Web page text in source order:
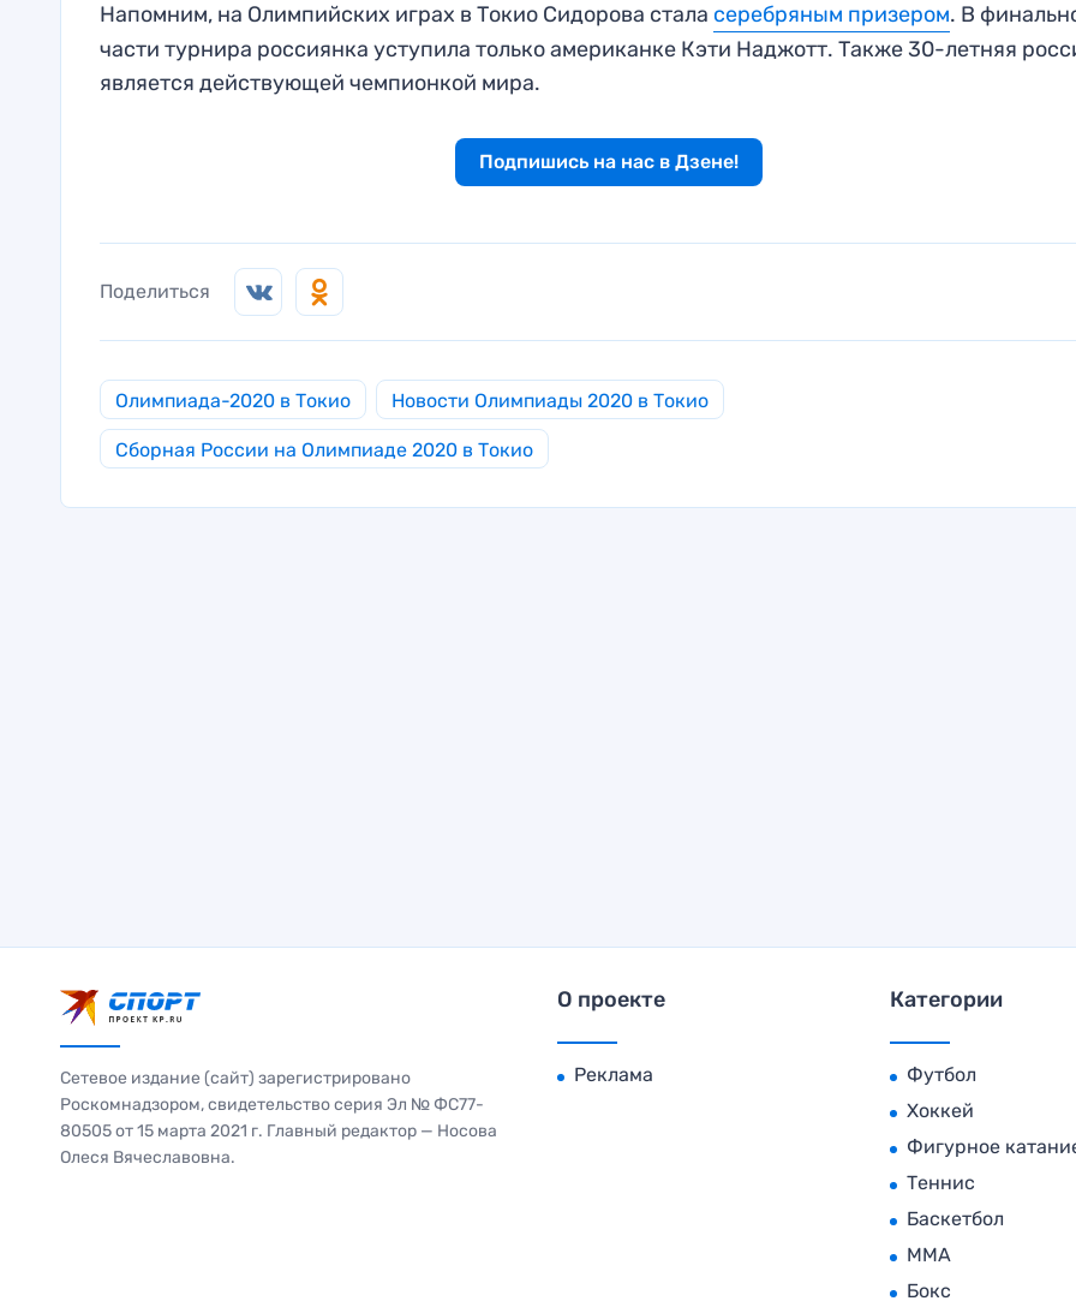
Напомним, на Олимпийских играх в Токио Сидорова стала серебряным призером. В
части турнира россиянка уступила только американке Кэти Наджотт. Также 30-летняя
является действующей чемпионкой мира.
Подпишись на нас в Дзене!
Поделиться
Олимпиада-2020 в Токио Новости Олимпиады 2020 в Токио
Сборная России на Олимпиаде 2020 в Токио
Сетевое издание (сайт) зарегистрировано
Роскомнадзором, свидетельство серия Эл № ФС77-
80505 от 15 марта 2021 г. Главный редактор — Носова
Олеся Вячеславовна.
О проекте
Реклама
Категории
Футбол
Хоккей
Фигурное
Теннис
Баскетбол
MMA
Бокс